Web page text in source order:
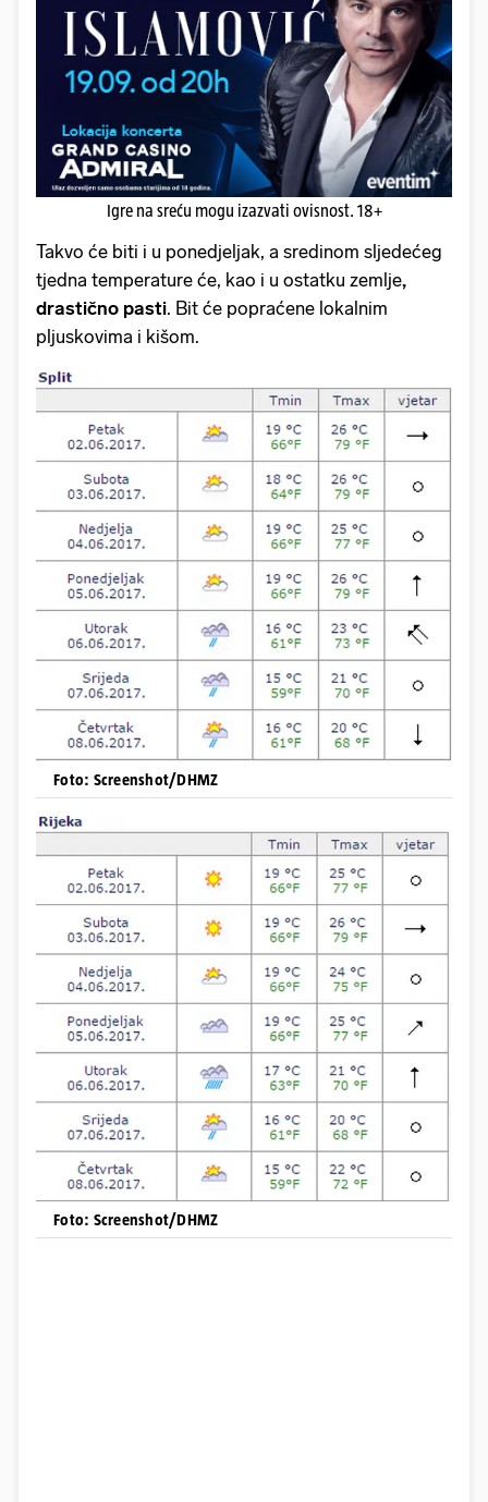
Igre na sreću mogu izazvati ovisnost. 18+
Takvo će biti i u ponedjeljak, a sredinom sljedećeg
tjedna temperature će, kao i u ostatku zemlje,
drastično pasti. Bit će popraćene lokalnim
pljuskovima i kišom.
Foto: Screenshot/DHMZ
Foto: Screenshot/DHMZ